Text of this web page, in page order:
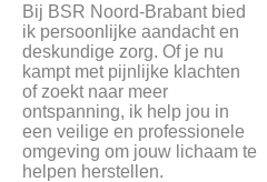
Bij BSR Noord-Brabant bied
ik persoonlijke aandacht en
deskundige zorg. Of je nu
kampt met pijnlijke klachten
of zoekt naar meer
ontspanning, ik help jou in
een veilige en professionele
omgeving om jouw lichaam te
helpen herstellen.